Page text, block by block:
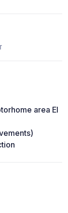
area El